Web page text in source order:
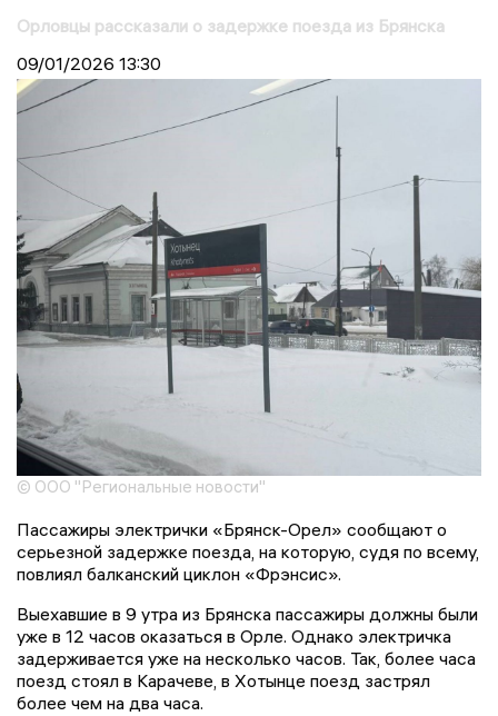
Орловцы рассказали о задержке поезда из Брянска
09/01/2026 13:30
© ООО "Региональные новости"
Пассажиры электрички «Брянск-Орел» сообщают о
серьезной задержке поезда, на которую, судя по всему,
повлиял балканский циклон «Фрэнсис».
Выехавшие в 9 утра из Брянска пассажиры должны были
уже в 12 часов оказаться в Орле. Однако электричка
задерживается уже на несколько часов. Так, более часа
поезд стоял в Карачеве, в Хотынце поезд застрял
более чем на два часа.